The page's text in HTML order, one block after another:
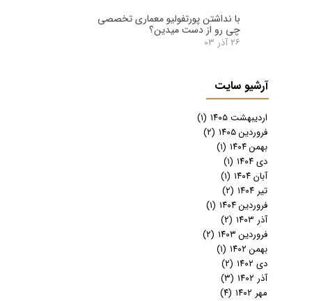
با نداشتن پورتفولیو معماری تخصصی
چی رو از دست میدین؟
۲۶ آذر ۰۳
آرشیو سایت
اردیبهشت ۱۴۰۵
(۱)
فروردین ۱۴۰۵
(۲)
بهمن ۱۴۰۴
(۱)
دی ۱۴۰۴
(۱)
آبان ۱۴۰۴
(۱)
تیر ۱۴۰۴
(۲)
فروردین ۱۴۰۴
(۱)
آذر ۱۴۰۳
(۲)
فروردین ۱۴۰۳
(۲)
بهمن ۱۴۰۲
(۱)
دی ۱۴۰۲
(۲)
آذر ۱۴۰۲
(۳)
مهر ۱۴۰۲
(۴)